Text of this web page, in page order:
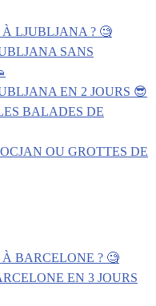
LJUBLJANA ? 🧐
SANS
EN 2 JOURS 😎
BALADES DE
OU GROTTES DE
BARCELONE ? 🧐
EN 3 JOURS